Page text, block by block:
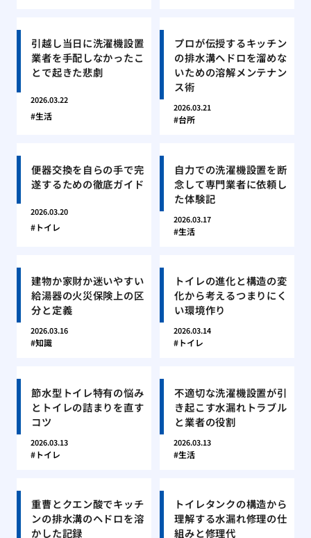
引越し当日に洗濯機設置
業者を手配しなかったこ
とで起きた悲劇
2026.03.22
生活
プロが伝授するキッチン
の排水溝ヘドロを溜めな
いための溶解メンテナン
ス術
2026.03.21
台所
便器交換を自らの手で完
遂するための徹底ガイド
2026.03.20
トイレ
自力での洗濯機設置を断
念して専門業者に依頼し
た体験記
2026.03.17
生活
建物か家財か迷いやすい
給湯器の火災保険上の区
分と定義
2026.03.16
知識
トイレの進化と構造の変
化から考えるつまりにく
い環境作り
2026.03.14
トイレ
節水型トイレ特有の悩み
とトイレの詰まりを直す
コツ
2026.03.13
トイレ
不適切な洗濯機設置が引
き起こす水漏れトラブル
と業者の役割
2026.03.13
生活
重曹とクエン酸でキッチ
ンの排水溝のヘドロを溶
かした記録
トイレタンクの構造から
理解する水漏れ修理の仕
組みと修理代